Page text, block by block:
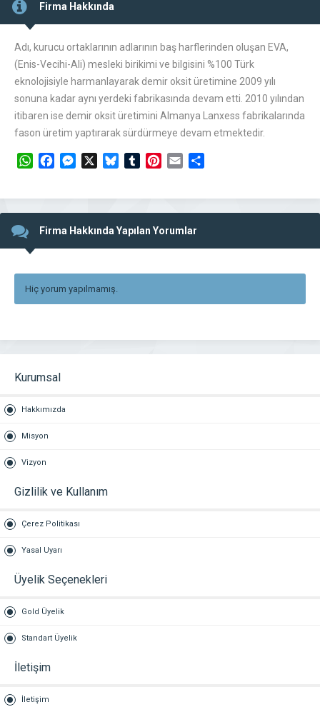
Firma Hakkında
Adı, kurucu ortaklarının adlarının baş harflerinden oluşan EVA,
(Enis-Vecihi-Ali) mesleki birikimi ve bilgisini %100 Türk
eknolojisiyle harmanlayarak demir oksit üretimine 2009 yılı
sonuna kadar aynı yerdeki fabrikasında devam etti. 2010 yılından
itibaren ise demir oksit üretimini Almanya Lanxess fabrikalarında
fason üretim yaptırarak sürdürmeye devam etmektedir.
WhatsAppFacebookMessengerBlueskyTumblrPinterest
Email
Firma Hakkında Yapılan Yorumlar
Hiç yorum yapılmamış.
Kurumsal
Hakkımızda
Misyon
Vizyon
Gizlilik ve Kullanım
Çerez Politikası
Yasal Uyarı
Üyelik Seçenekleri
Gold Üyelik
Standart Üyelik
İletişim
İletişim